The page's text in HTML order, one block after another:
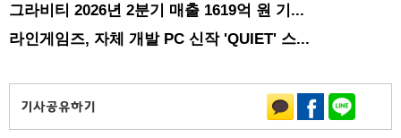
그라비티 2026년 2분기 매출 1619억 원 기...
라인게임즈, 자체 개발 PC 신작 'QUIET' 스...